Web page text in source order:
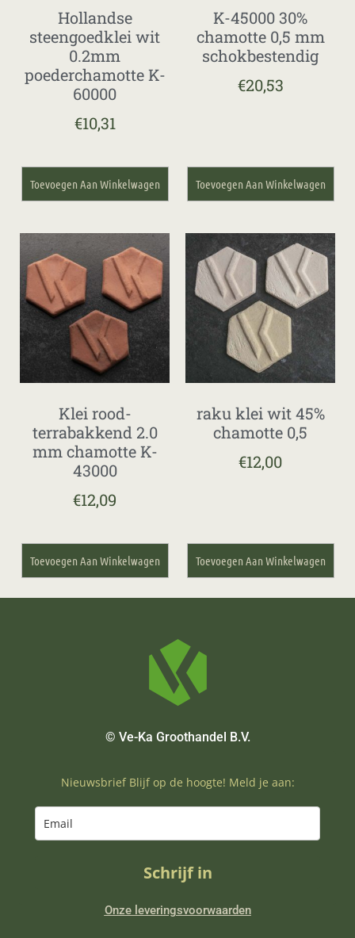
Hollandse
steengoedklei wit
0.2mm
poederchamotte K-
60000
€10,31
Toevoegen Aan Winkelwagen
K-45000 30%
chamotte 0,5 mm
schokbestendig
€20,53
Toevoegen Aan Winkelwagen
Klei rood-
terrabakkend 2.0
mm chamotte K-
43000
€12,09
Toevoegen Aan Winkelwagen
raku klei wit 45%
chamotte 0,5
€12,00
Toevoegen Aan Winkelwagen
© Ve-Ka Groothandel B.V.
Nieuwsbrief Blijf op de hoogte! Meld je aan:
Schrijf in
Onze leveringsvoorwaarden